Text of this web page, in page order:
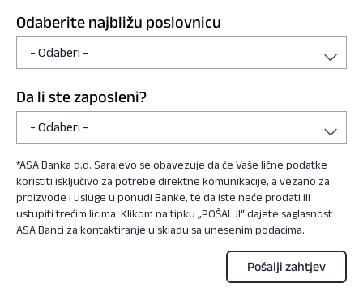
Odaberite najbližu poslovnicu
Da li ste zaposleni?
*ASA Banka d.d. Sarajevo se obavezuje da će Vaše lične podatke
koristiti isključivo za potrebe direktne komunikacije, a vezano za
proizvode i usluge u ponudi Banke, te da iste neće prodati ili
ustupiti trećim licima. Klikom na tipku „POŠALJI“ dajete saglasnost
ASA Banci za kontaktiranje u skladu sa unesenim podacima.